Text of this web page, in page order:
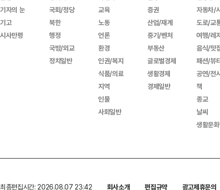
기자의 눈
기고
시사만평
국회/정당
북한
행정
국방/외교
정치일반
교육
노동
언론
환경
인권/복지
식품/의료
지역
인물
사회일반
증권
산업/재계
중기/벤처
부동산
글로벌경제
생활경제
경제일반
자동차/
도로/교
여행/레
음식/맛
패션/뷰
공연/전
책
종교
날씨
생활문
최종편집시간: 2026.08.07 23:42 회사소개 편집규약
광고제휴문의